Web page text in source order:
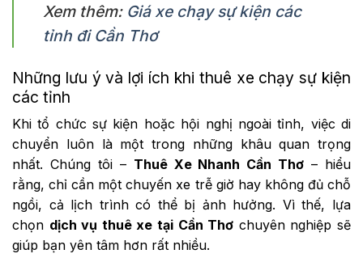
Xem thêm: Giá xe chạy sự kiện các
tỉnh đi Cần Thơ
Những lưu ý và lợi ích khi thuê xe chạy sự kiện
các tỉnh
Khi tổ chức sự kiện hoặc hội nghị ngoài tỉnh, việc di
chuyển luôn là một trong những khâu quan trọng
nhất. Chúng tôi – Thuê Xe Nhanh Cần Thơ – hiểu
rằng, chỉ cần một chuyến xe trễ giờ hay không đủ chỗ
ngồi, cả lịch trình có thể bị ảnh hưởng. Vì thế, lựa
chọn dịch vụ thuê xe tại Cần Thơ chuyên nghiệp sẽ
giúp bạn yên tâm hơn rất nhiều.